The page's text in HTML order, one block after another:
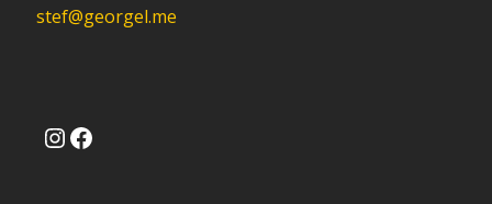
stef@georgel.me
Instagram
Facebook